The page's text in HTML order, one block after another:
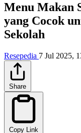
Menu Makan
yang Cocok
Sekolah
Resepedia 7 Jul 2025,
Share
Copy Link